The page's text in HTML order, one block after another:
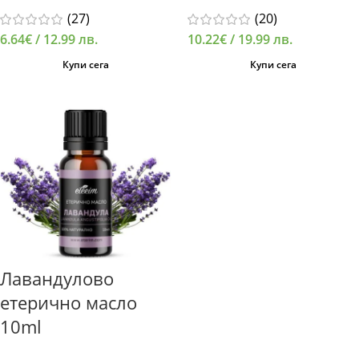
(27)
6.64€/ 12.99 лв.
Купи сега
(20)
10.22€/ 19.99 лв.
Купи сега
Лавандулово
етерично масло
10ml